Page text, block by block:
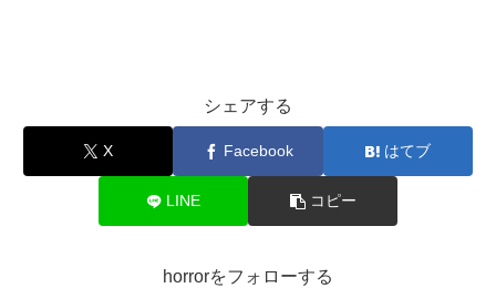
シェアする
X Facebook はてブ
LINE コピー
horrorをフォローする